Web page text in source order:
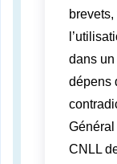
dans
dépens
Général
CNLL